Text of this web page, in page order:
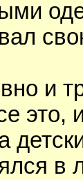
и
это,
в